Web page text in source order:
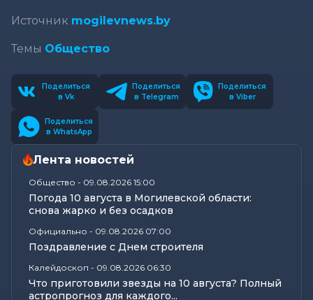
Источник mogilevnews.by
Темы Общество
Поделиться
в Vk
Поделиться
в Telegram
Поделиться
в Viber
Поделиться
в WhatsApp
Лента новостей
Общество - 09.08.2026 15:00
Погода 10 августа в Могилевской области:
снова жарко и без осадков
Официально - 09.08.2026 07:00
Поздравление с Днем строителя
Калейдоскоп - 09.08.2026 06:30
Что приготовили звезды на 10 августа? Полный
астропрогноз для каждого...